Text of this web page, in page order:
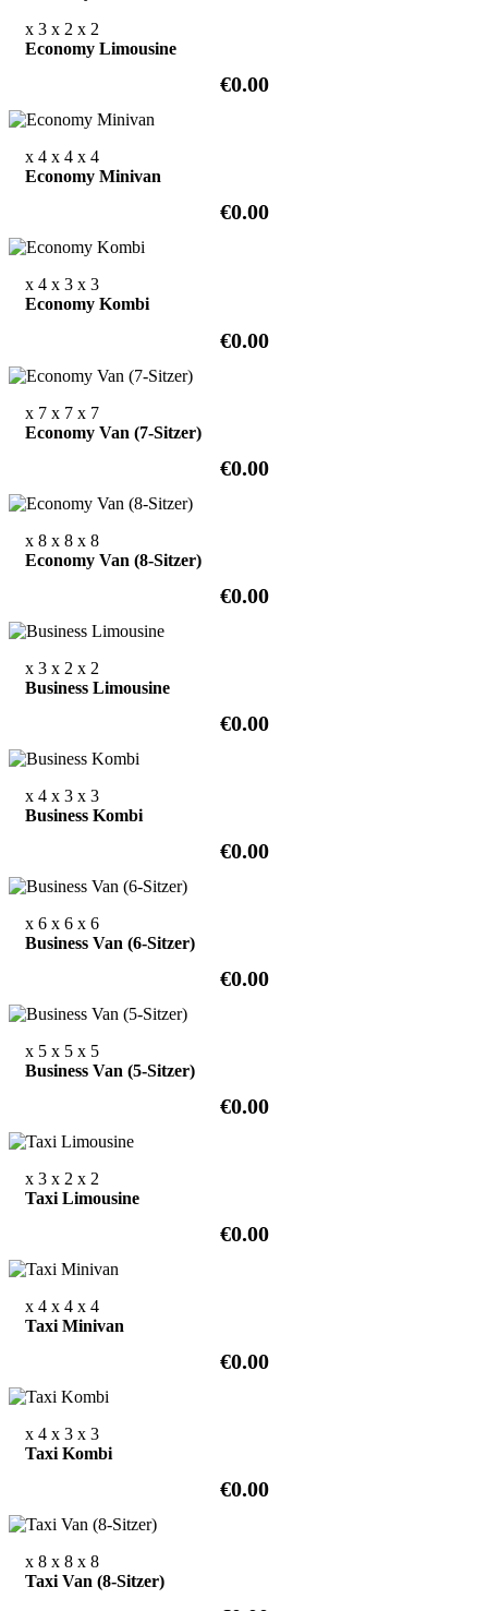
x 3 x 2 x 2
Economy Limousine
€0.00
x 4 x 4 x 4
Economy Minivan
€0.00
x 4 x 3 x 3
Economy Kombi
€0.00
x 7 x 7 x 7
Economy Van (7-Sitzer)
€0.00
x 8 x 8 x 8
Economy Van (8-Sitzer)
€0.00
x 3 x 2 x 2
Business Limousine
€0.00
x 4 x 3 x 3
Business Kombi
€0.00
x 6 x 6 x 6
Business Van (6-Sitzer)
€0.00
x 5 x 5 x 5
Business Van (5-Sitzer)
€0.00
x 3 x 2 x 2
Taxi Limousine
€0.00
x 4 x 4 x 4
Taxi Minivan
€0.00
x 4 x 3 x 3
Taxi Kombi
€0.00
x 8 x 8 x 8
Taxi Van (8-Sitzer)